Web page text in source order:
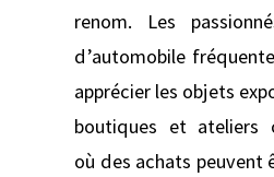
renom. Les
d’automobile
apprécier les objets
boutiques et ateliers
où des achats peuvent